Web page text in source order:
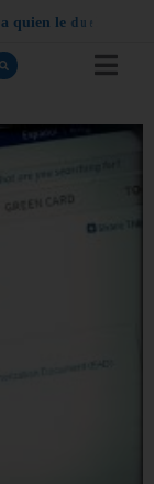
a quien e d u e